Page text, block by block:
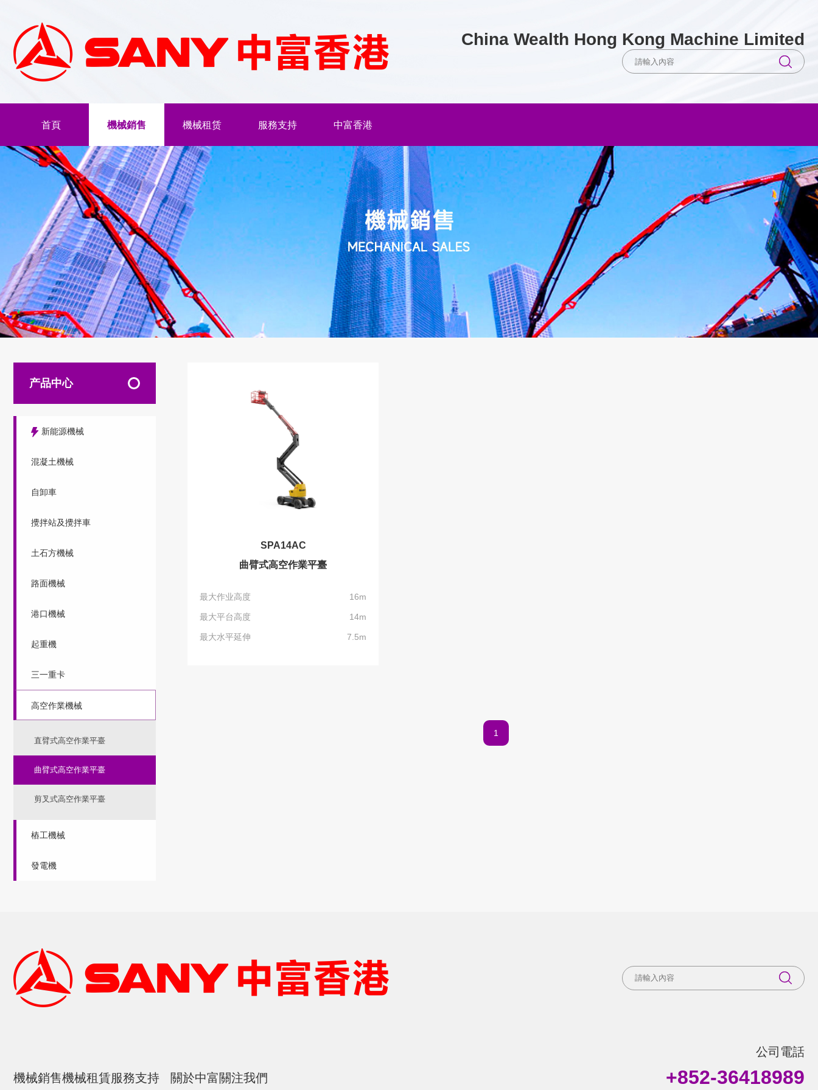
China Wealth Hong Kong Machine Limited
首頁 機械銷售 機械租赁 服務支持 中富香港
产品中心
新能源機械
混凝土機械
自卸車
攪拌站及攪拌車
土石方機械
路面機械
港口機械
起重機
三一重卡
高空作業機械
直臂式高空作業平臺
曲臂式高空作業平臺
剪叉式高空作業平臺
樁工機械
發電機
SPA14AC
曲臂式高空作業平臺
最大作业高度 16m
最大平台高度 14m
最大水平延伸 7.5m
1
機械銷售機械租賃服務支持 關於中富關注我們
公司電話
+852-36418989